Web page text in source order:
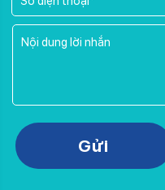
Please leave this field empty.
Gửi